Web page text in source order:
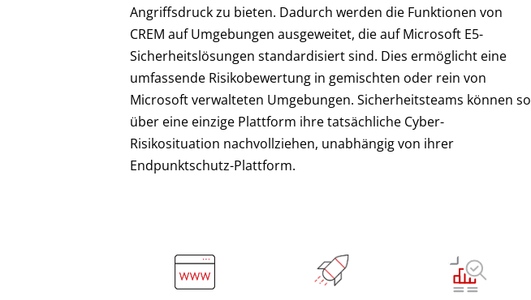
Angriffsdruck zu bieten. Dadurch werden die Funktionen von
CREM auf Umgebungen ausgeweitet, die auf Microsoft E5-
Sicherheitslösungen standardisiert sind. Dies ermöglicht eine
umfassende Risikobewertung in gemischten oder rein von
Microsoft verwalteten Umgebungen. Sicherheitsteams können so
über eine einzige Plattform ihre tatsächliche Cyber-
Risikosituation nachvollziehen, unabhängig von ihrer
Endpunktschutz-Plattform.